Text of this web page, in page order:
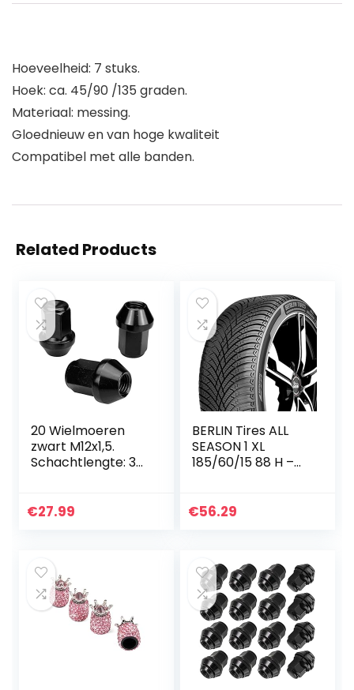
Hoeveelheid: 7 stuks.
Hoek: ca. 45/90 /135 graden.
Materiaal: messing.
Gloednieuw en van hoge kwaliteit
Compatibel met alle banden.
Related Products
20 Wielmoeren
zwart M12x1,5.
Schachtlengte: 34
SW19.
€27.99
BERLIN Tires ALL
SEASON 1 XL
185/60/15 88 H –
(personenauto)
€56.29